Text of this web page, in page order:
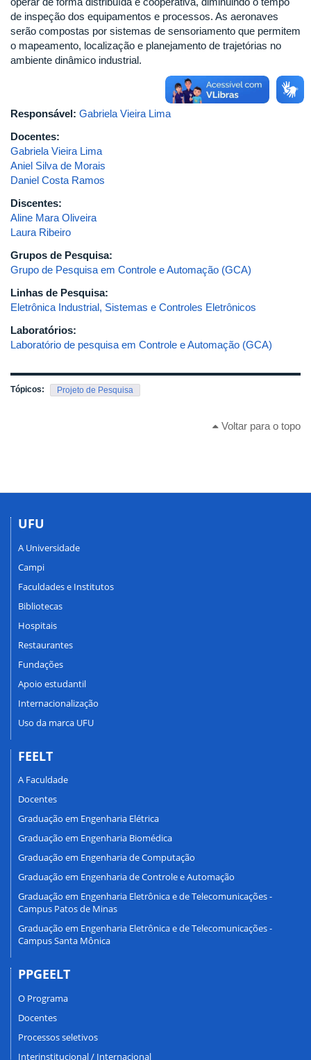
de inspeção dos equipamentos e processos. As aeronaves
serão compostas por sistemas de sensoriamento que permitem
o mapeamento, localização e planejamento de trajetórias no
ambiente dinâmico industrial.
Responsável: Gabriela Vieira Lima
Docentes:
Gabriela Vieira Lima
Aniel Silva de Morais
Daniel Costa Ramos
Discentes:
Aline Mara Oliveira
Laura Ribeiro
Grupos de Pesquisa:
Grupo de Pesquisa em Controle e Automação (GCA)
Linhas de Pesquisa:
Eletrônica Industrial, Sistemas e Controles Eletrônicos
Laboratórios:
Laboratório de pesquisa em Controle e Automação (GCA)
Tópicos: Projeto de Pesquisa
Voltar para o topo
UFU
A Universidade
Campi
Faculdades e Institutos
Bibliotecas
Hospitais
Restaurantes
Fundações
Apoio estudantil
Internacionalização
Uso da marca UFU
FEELT
A Faculdade
Docentes
Graduação em Engenharia Elétrica
Graduação em Engenharia Biomédica
Graduação em Engenharia de Computação
Graduação em Engenharia de Controle e Automação
Graduação em Engenharia Eletrônica e de Telecomunicações -
Campus Patos de Minas
Graduação em Engenharia Eletrônica e de Telecomunicações -
Campus Santa Mônica
PPGEELT
O Programa
Docentes
Processos seletivos
Interinstitucional / Internacional